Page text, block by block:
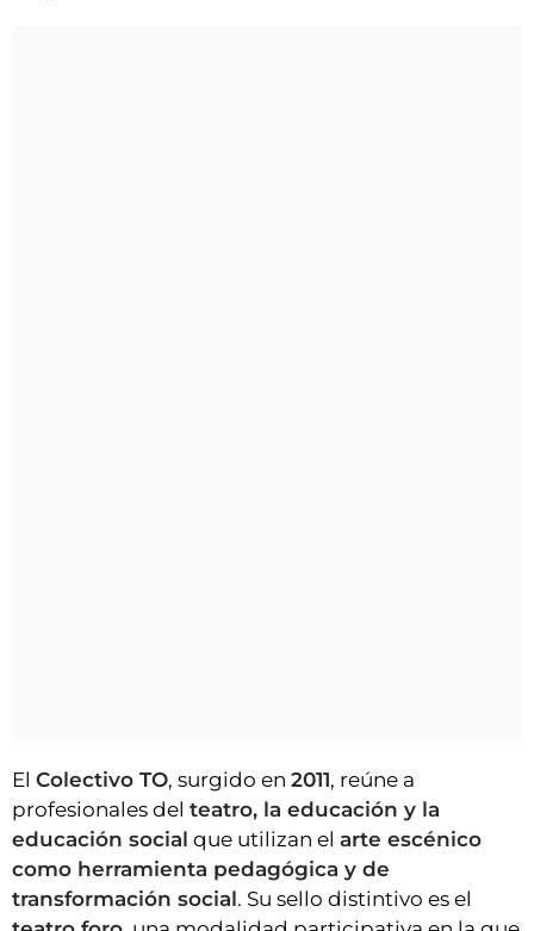
El Colectivo TO, surgido en 2011, reúne a
profesionales del teatro, la educación y la
educación social que utilizan el arte escénico
como herramienta pedagógica y de
transformación social. Su sello distintivo es el